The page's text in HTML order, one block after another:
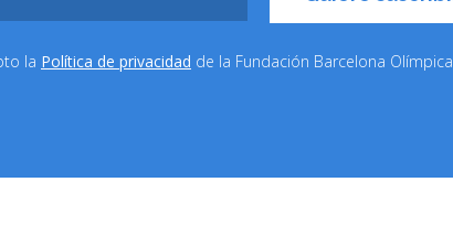
la Política de privacidad de la Fundación Barcelona Olímpica